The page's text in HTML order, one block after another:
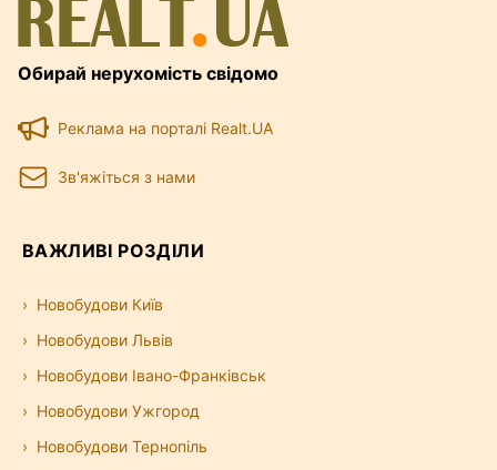
Обирай нерухомість свідомо
Реклама на порталі Realt.UA
Зв'яжіться з нами
ВАЖЛИВІ РОЗДІЛИ
Новобудови Київ
Новобудови Львів
Новобудови Івано-Франківськ
Новобудови Ужгород
Новобудови Тернопіль